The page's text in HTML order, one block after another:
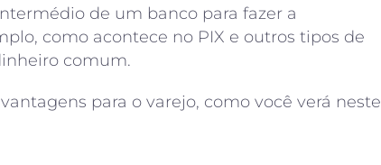
de um banco para fazer a
como acontece no PIX e outros tipos de
comum.
para o varejo, como você verá neste